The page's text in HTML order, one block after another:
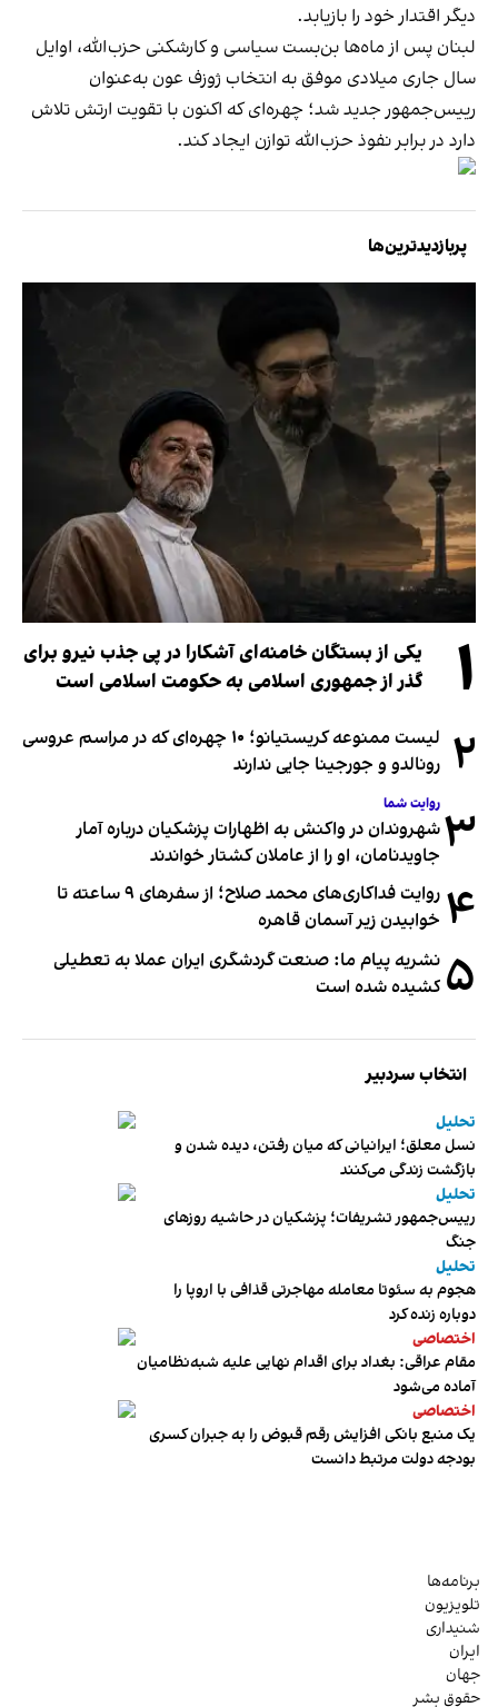
دیگر اقتدار خود را بازیابد.
لبنان پس از ماه‌ها بن‌بست سیاسی و کارشکنی حزب‌الله، اوایل
سال جاری میلادی موفق به انتخاب ژوزف عون به‌عنوان
رییس‌جمهور جدید شد؛ چهره‌ای که اکنون با تقویت ارتش تلاش
دارد در برابر نفوذ حزب‌الله توازن ایجاد کند.
پربازدیدترین‌ها
۱
یکی از بستگان خامنه‌ای آشکارا در پی جذب نیرو برای
گذر از جمهوری اسلامی به حکومت اسلامی است
۲
لیست ممنوعه کریستیانو؛ ۱۰ چهره‌ای که در مراسم عروسی
رونالدو و جورجینا جایی ندارند
۳ روایت شما
شهروندان در واکنش به اظهارات پزشکیان درباره آمار
جاویدنامان، او را از عاملان کشتار خواندند
۴
روایت فداکاری‌های محمد صلاح؛ از سفرهای ۹ ساعته تا
خوابیدن زیر آسمان قاهره
۵ نشریه پیام ما: صنعت گردشگری ایران عملا به تعطیلی
کشیده شده است
انتخاب سردبیر
تحلیل
نسل معلق؛ ایرانیانی که میان رفتن، دیده شدن و
بازگشت زندگی می‌کنند
تحلیل
رییس‌جمهور تشریفات؛ پزشکیان در حاشیه روزهای
جنگ
تحلیل
هجوم به سئوتا معامله مهاجرتی قذافی با اروپا را
دوباره زنده کرد
اختصاصی
مقام عراقی: بغداد برای اقدام نهایی علیه شبه‌نظامیان
آماده می‌شود
اختصاصی
یک منبع بانکی افزایش رقم قبوض را به جبران کسری
بودجه دولت مرتبط دانست
برنامه‌ها
تلویزیون
شنیداری
ایران
جهان
حقوق بشر